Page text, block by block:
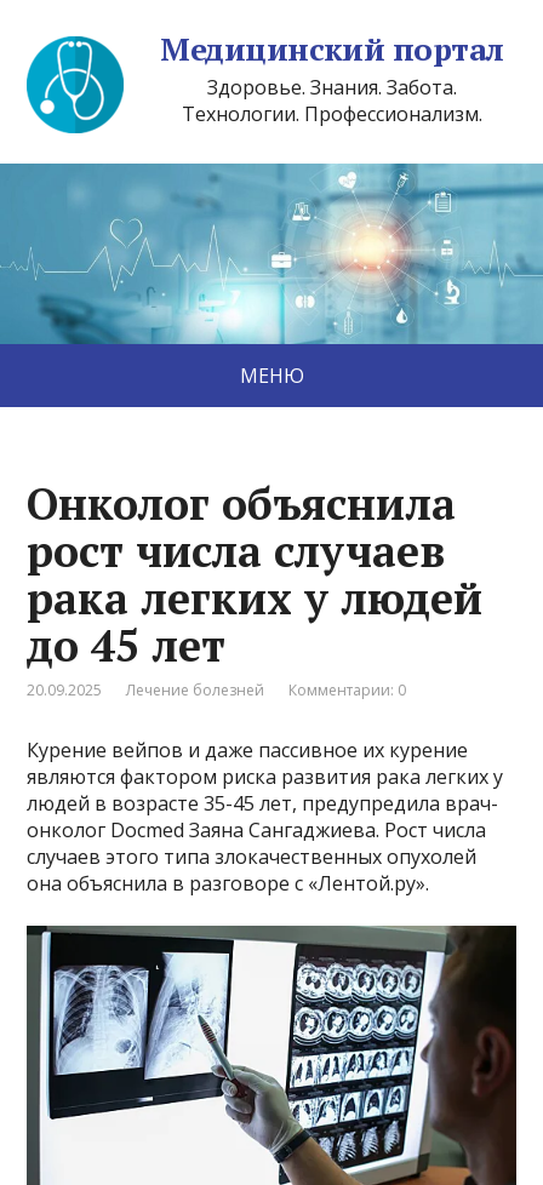
Медицинский портал
Здоровье. Знания. Забота.
Технологии. Профессионализм.
МЕНЮ
Онколог объяснила
рост числа случаев
рака легких у людей
до 45 лет
20.09.2025 Лечение болезней Комментарии: 0
Курение вейпов и даже пассивное их курение
являются фактором риска развития рака легких у
людей в возрасте 35-45 лет, предупредила врач-
онколог Docmed Заяна Сангаджиева. Рост числа
случаев этого типа злокачественных опухолей
она объяснила в разговоре с «Лентой.ру».